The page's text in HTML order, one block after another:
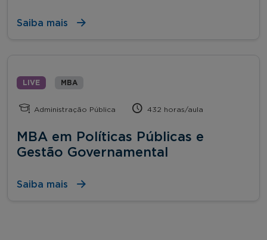
Saiba mais
LIVE MBA
Administração Pública 432 horas/aula
MBA em Políticas Públicas e
Gestão Governamental
Saiba mais